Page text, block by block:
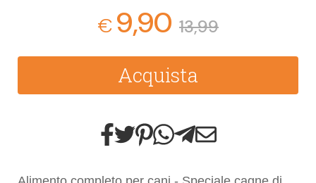
€9,90 13,99
Acquista